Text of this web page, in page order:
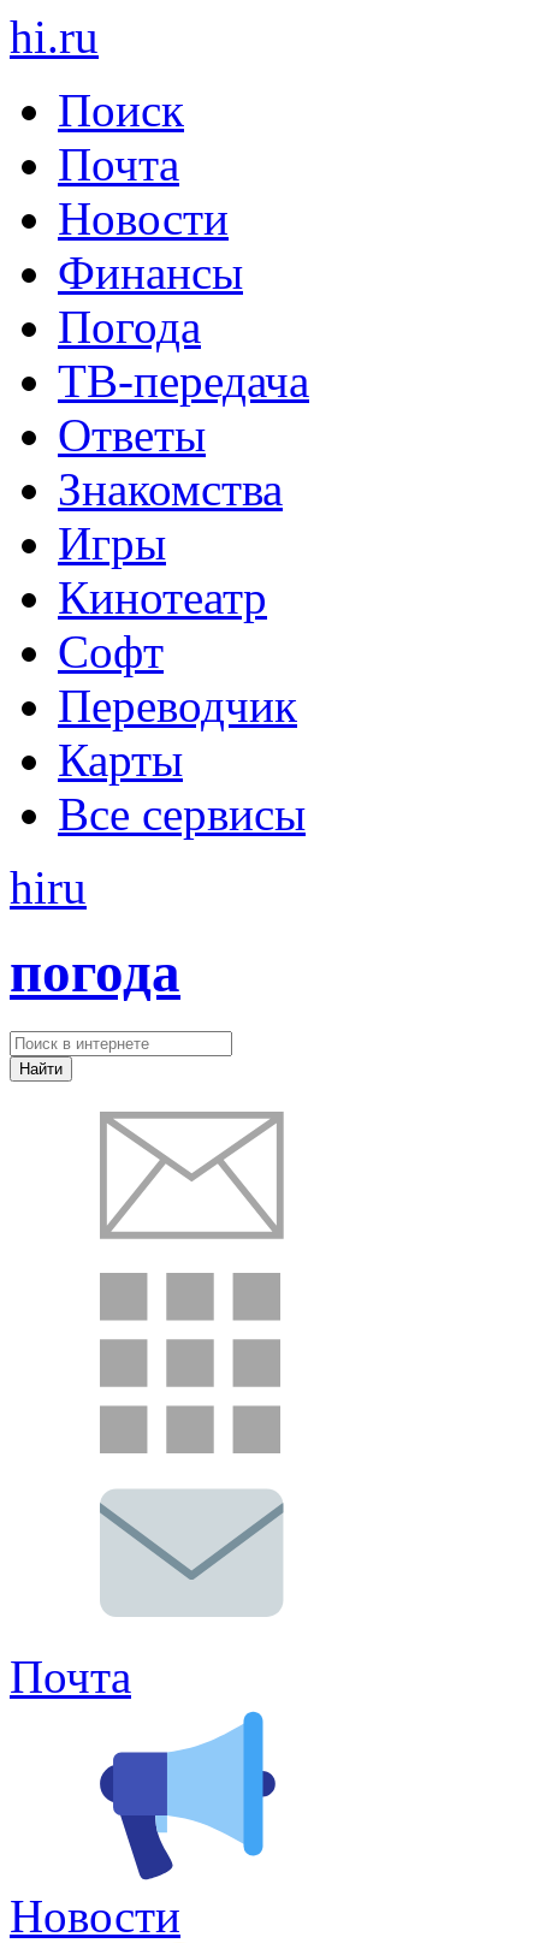
hi.ru
Поиск
Почта
Новости
Финансы
Погода
ТВ-передача
Ответы
Знакомства
Игры
Кинотеатр
Софт
Переводчик
Карты
Все сервисы
hiru
погода
Найти
Почта
Новости